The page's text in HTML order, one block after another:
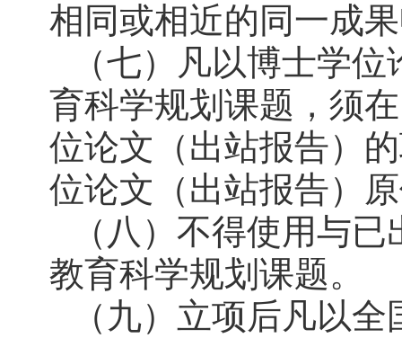
相同或相近的同一成
（七）凡以博士学
育科学规划课题，须
位论文（出站报告）
位论文（出站报告）
（八）不得使用与
教育科学规划课题。
（九）立项后凡以